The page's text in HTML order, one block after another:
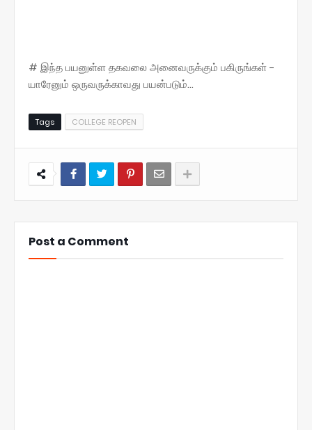
# இந்த பயனுள்ள தகவலை அனைவருக்கும் பகிருங்கள் -
யாரேனும் ஒருவருக்காவது பயன்படும்...
Tags COLLEGE REOPEN
Post a Comment